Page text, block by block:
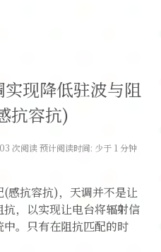
现降低驻波与阻
抗容抗)
次阅读 预计阅读时间: 少于 1 分钟
感抗容抗)，天调并不是让
，以实现让电台将辐射信
。只有在阻抗匹配的时